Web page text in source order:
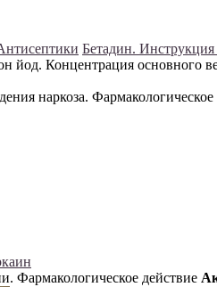
Бетадин.
йод. Концентрация основного
наркоза. Фармакологическое
Фармакологическое действие